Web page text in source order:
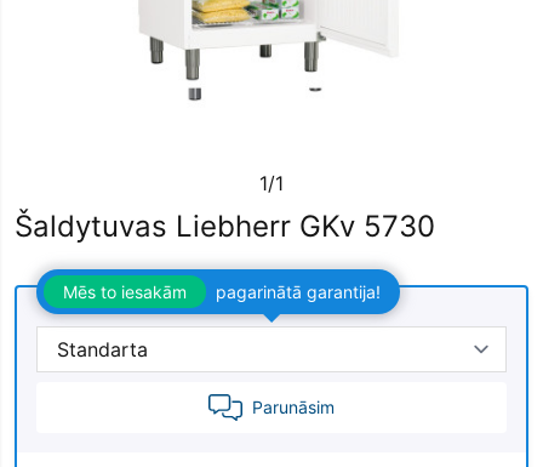
1/1
Šaldytuvas Liebherr GKv 5730
Mēs to iesakām pagarinātā garantija!
Parunāsim